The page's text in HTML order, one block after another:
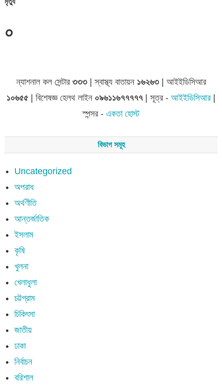
০
ন্যাশনাল কল সেন্টার ৩৩৩| স্বাস্থ্য বাতায়ন ১৬২৬৩| আইইডিসিআর
১০৬৫৫ | বিশেষজ্ঞ হেলথ লাইন ০৯৬১১৬৭৭৭৭৭| সূত্র - আইইডিসিআর|
স্পন্সর - একতা হোস্ট
বিভাগ সমূহ
Uncategorized
অপরাধ
অর্থণীতি
আন্তর্জাতিক
ইসলাম
কৃষি
খুলনা
খেলাধুলা
চট্টগ্রাম
চিকিৎসা
জাতীয়
ঢাকা
নির্বাচন
বরিশাল